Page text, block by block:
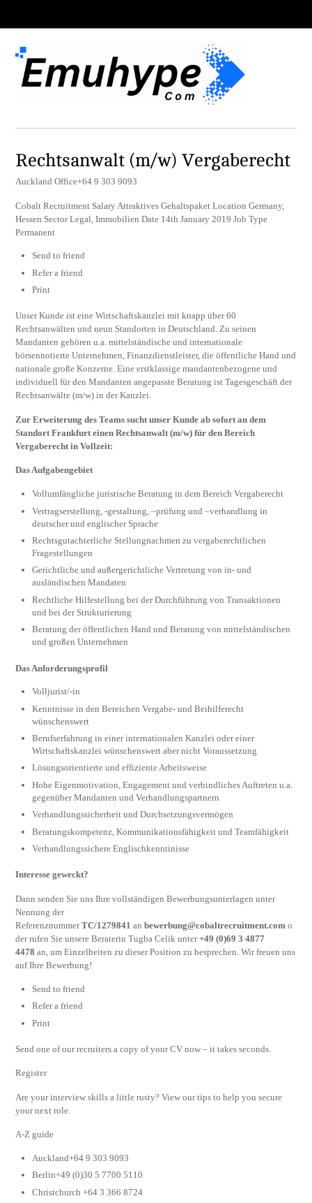
Rechtsanwalt (m/w) Vergaberecht
Auckland Office+64 9 303 9093
Cobalt Recruitment Salary Attraktives Gehaltspaket Location Germany,
Hessen Sector Legal, Immobilien Date 14th January 2019 Job Type
Permanent
Send to friend
Refer a friend
Print
Unser Kunde ist eine Wirtschaftskanzlei mit knapp über 60
Rechtsanwälten und neun Standorten in Deutschland. Zu seinen
Mandanten gehören u.a. mittelständische und internationale
börsennotierte Unternehmen, Finanzdienstleister, die öffentliche Hand und
nationale große Konzerne. Eine erstklassige mandantenbezogene und
individuell für den Mandanten angepasste Beratung ist Tagesgeschäft der
Rechtsanwälte (m/w) in der Kanzlei.
Zur Erweiterung des Teams sucht unser Kunde ab sofort an dem
Standort Frankfurt einen Rechtsanwalt (m/w) für den Bereich
Vergaberecht in Vollzeit:
Das Aufgabengebiet
Vollumfängliche juristische Beratung in dem Bereich Vergaberecht
Vertragserstellung, -gestaltung, –prüfung und –verhandlung in
deutscher und englischer Sprache
Rechtsgutachterliche Stellungnachmen zu vergaberechtlichen
Fragestellungen
Gerichtliche und außergerichtliche Vertretung von in- und
ausländischen Mandaten
Rechtliche Hilfestellung bei der Durchführung von Transaktionen
und bei der Strukturierung
Beratung der öffentlichen Hand und Beratung von mittelständischen
und großen Unternehmen
Das Anforderungsprofil
Volljurist/-in
Kenntnisse in den Bereichen Vergabe- und Beihilferecht
wünschenswert
Berufserfahrung in einer internationalen Kanzlei oder einer
Wirtschaftskanzlei wünschenswert aber nicht Voraussetzung
Lösungsorientierte und effiziente Arbeitsweise
Hohe Eigenmotivation, Engagement und verbindliches Auftreten u.a.
gegenüber Mandanten und Verhandlungspartnern
Verhandlungssicherheit und Durchsetzungsvermögen
Beratungskompetenz, Kommunikationsfähigkeit und Teamfähigkeit
Verhandlungssichere Englischkenntinisse
Interesse geweckt?
Dann senden Sie uns Ihre vollständigen Bewerbungsunterlagen unter
Nennung der
ReferenznummerTC/1279841 anbewerbung@cobaltrecruitment.com o
der rufen Sie unsere Beraterin Tugba Celik unter+49 (0)69 3 4877
4478 an, um Einzelheiten zu dieser Position zu besprechen. Wir freuen uns
auf Ihre Bewerbung!
Send to friend
Refer a friend
Print
Send one of our recruiters a copy of your CV now – it takes seconds.
Register
Are your interview skills a little rusty? View our tips to help you secure
your next role.
A-Z guide
Auckland+64 9 303 9093
Berlin+49 (0)30 5 7700 5110
Christchurch +64 3 366 8724